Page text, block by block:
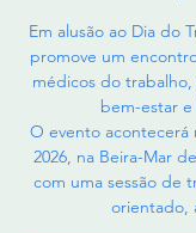
Em alusão ao Dia do
promove um
médicos do
bem-estar
O evento acontecerá
2026, na Beira-Mar
com uma sessão de
orientado,